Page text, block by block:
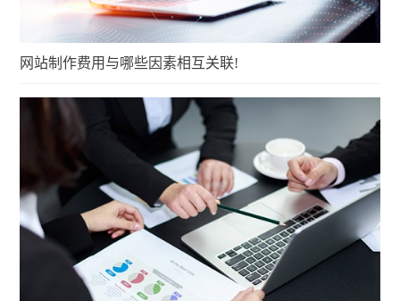
网站制作费用与哪些因素相互关联!